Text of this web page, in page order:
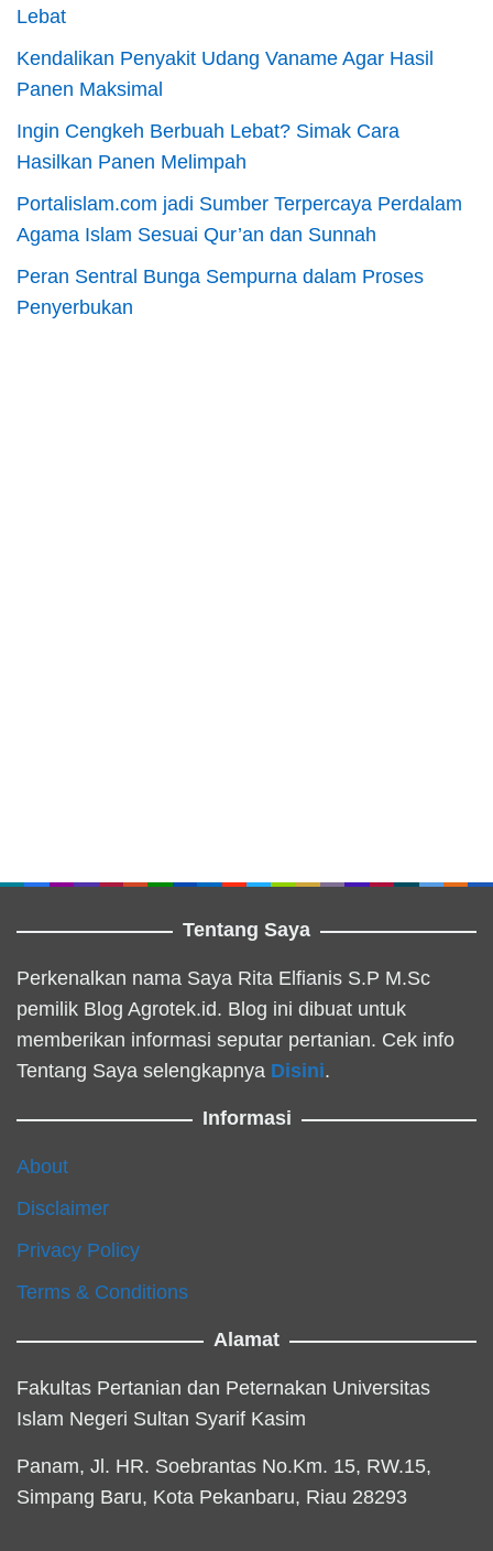
Lebat
Kendalikan Penyakit Udang Vaname Agar Hasil
Panen Maksimal
Ingin Cengkeh Berbuah Lebat? Simak Cara
Hasilkan Panen Melimpah
Portalislam.com jadi Sumber Terpercaya Perdalam
Agama Islam Sesuai Qur’an dan Sunnah
Peran Sentral Bunga Sempurna dalam Proses
Penyerbukan
Tentang Saya
Perkenalkan nama Saya Rita Elfianis S.P M.Sc
pemilik Blog Agrotek.id. Blog ini dibuat untuk
memberikan informasi seputar pertanian. Cek info
Tentang Saya selengkapnya Disini.
Informasi
About
Disclaimer
Privacy Policy
Terms & Conditions
Alamat
Fakultas Pertanian dan Peternakan Universitas
Islam Negeri Sultan Syarif Kasim
Panam, Jl. HR. Soebrantas No.Km. 15, RW.15,
Simpang Baru, Kota Pekanbaru, Riau 28293